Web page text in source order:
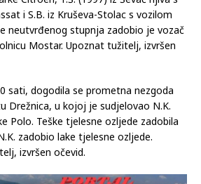
dogodila se prometna nezgoda u ul.
kojoj su sudjelovali M.Đ. (1963) iz
Citroen, T.Š. (1997) iz Ševać njiva s
i S.B. iz Kruševa-Stolac s vozilom
neutvrđenog stupnja zadobio je vozač
Mostar. Upoznat tužitelj, izvršen
sati, dogodila se prometna nezgoda
Drežnica, u kojoj je sudjelovao N.K.
Polo. Teške tjelesne ozljede zadobila